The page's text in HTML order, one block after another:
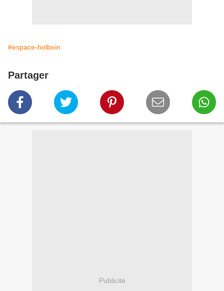
#espace-holbein
Partager
Publicité